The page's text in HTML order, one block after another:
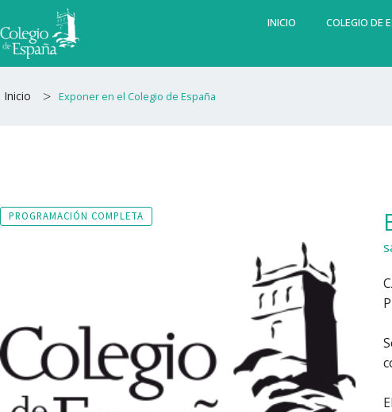
al
contenido
INICIO COLEGIO DE
Inicio > Exponer en el Colegio de España
PROGRAMACIÓN COMPLETA